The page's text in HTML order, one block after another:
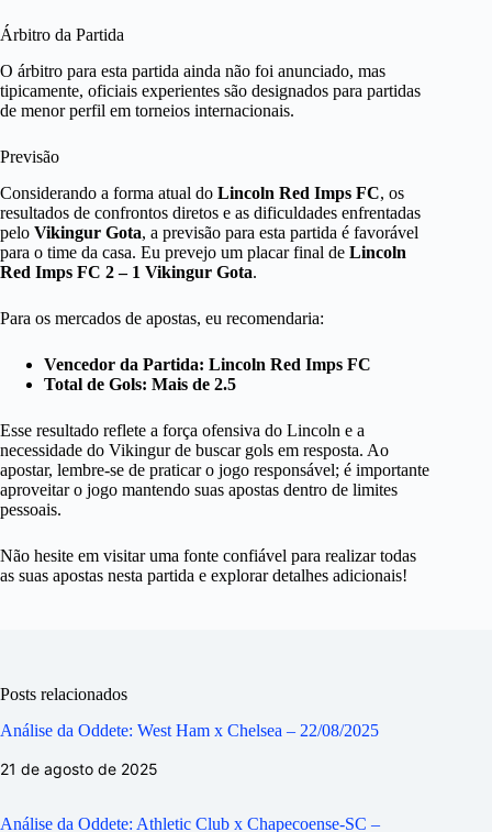
Árbitro da Partida
O árbitro para esta partida ainda não foi anunciado, mas
tipicamente, oficiais experientes são designados para partidas
de menor perfil em torneios internacionais.
Previsão
Considerando a forma atual do Lincoln Red Imps FC, os
resultados de confrontos diretos e as dificuldades enfrentadas
pelo Vikingur Gota, a previsão para esta partida é favorável
para o time da casa. Eu prevejo um placar final de Lincoln
Red Imps FC 2 – 1 Vikingur Gota.
Para os mercados de apostas, eu recomendaria:
Vencedor da Partida: Lincoln Red Imps FC
Total de Gols: Mais de 2.5
Esse resultado reflete a força ofensiva do Lincoln e a
necessidade do Vikingur de buscar gols em resposta. Ao
apostar, lembre-se de praticar o jogo responsável; é importante
aproveitar o jogo mantendo suas apostas dentro de limites
pessoais.
Não hesite em visitar uma fonte confiável para realizar todas
as suas apostas nesta partida e explorar detalhes adicionais!
Posts relacionados
Análise da Oddete: West Ham x Chelsea – 22/08/2025
21 de agosto de 2025
Análise da Oddete: Athletic Club x Chapecoense-SC –